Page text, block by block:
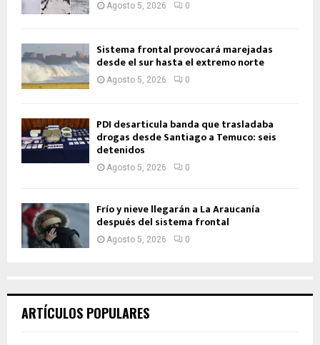
Agosto 5, 2026 0
Sistema frontal provocará marejadas
desde el sur hasta el extremo norte
Agosto 5, 2026 0
PDI desarticula banda que trasladaba
drogas desde Santiago a Temuco: seis
detenidos
Agosto 5, 2026 0
Frío y nieve llegarán a La Araucanía
después del sistema frontal
Agosto 5, 2026 0
ARTÍCULOS POPULARES